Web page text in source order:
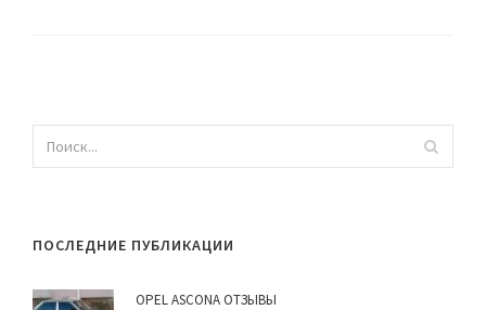
ПОСЛЕДНИЕ ПУБЛИКАЦИИ
OPEL ASCONA ОТЗЫВЫ